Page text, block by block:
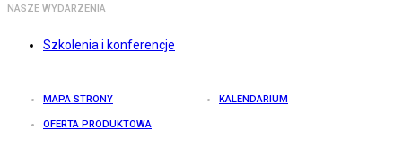
NASZE WYDARZENIA
Szkolenia i konferencje
MAPA STRONY KALENDARIUM
OFERTA PRODUKTOWA